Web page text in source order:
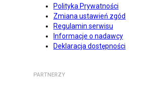
Polityka Prywatności
Zmiana ustawień zgód
Regulamin serwisu
Informacje o nadawcy
Deklaracja dostępności
PARTNERZY